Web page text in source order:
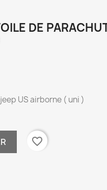
DE
US airborne ( uni )
favorite_border